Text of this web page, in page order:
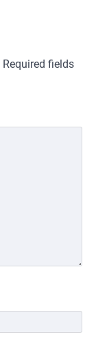
Required fields